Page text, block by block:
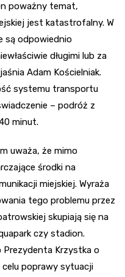
poważny temat,
jest katastrofalny. W
są odpowiednio
długimi lub za
Adam Kościelniak.
systemu transportu
– podróż z
minut.
uważa, że mimo
środki na
miejskiej. Wyraża
tego problemu przez
skupiają się na
czy stadion.
Prezydenta Krzystka o
celu poprawy sytuacji